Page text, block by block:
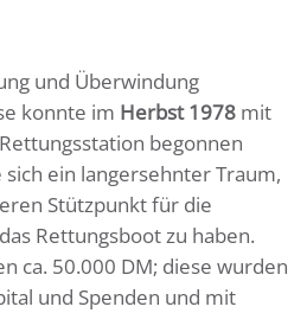
und Überwindung
konnte im Herbst 1978 mit
begonnen
ein langersehnter Traum,
Stützpunkt für die
Rettungsboot zu haben.
ca. 50.000 DM; diese wurden
und Spenden und mit